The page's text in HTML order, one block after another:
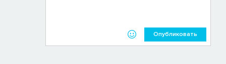
Опубликовать